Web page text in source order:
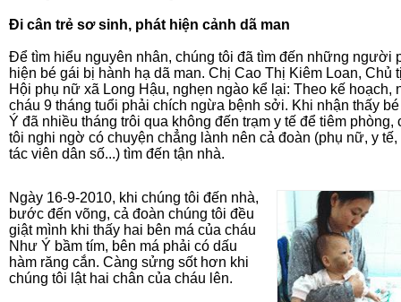
Đi cân trẻ sơ sinh, phát hiện cảnh dã man
Để tìm hiểu nguyên nhân, chúng tôi đã tìm đến những người
hiện bé gái bị hành hạ dã man. Chị Cao Thị Kiêm Loan, Chủ
Hội phụ nữ xã Long Hậu, nghẹn ngào kể lại: Theo kế hoạch,
cháu 9 tháng tuổi phải chích ngừa bệnh sởi. Khi nhận thấy
Ý đã nhiều tháng trôi qua không đến trạm y tế để tiêm phòng,
tôi nghi ngờ có chuyện chẳng lành nên cả đoàn (phụ nữ, y tế,
tác viên dân số...) tìm đến tận nhà.
Ngày 16-9-2010, khi chúng tôi đến nhà,
bước đến võng, cả đoàn chúng tôi đều
giật mình khi thấy hai bên má của cháu
Như Ý bầm tím, bên má phải có dấu
hàm răng cắn. Càng sửng sốt hơn khi
chúng tôi lật hai chân của cháu lên.